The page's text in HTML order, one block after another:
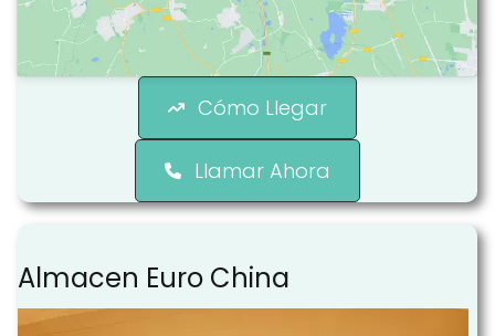
Cómo Llegar
Llamar Ahora
Almacen Euro China